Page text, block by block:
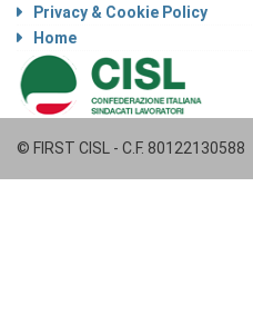
Privacy & Cookie Policy
Home
© FIRST CISL - C.F. 80122130588